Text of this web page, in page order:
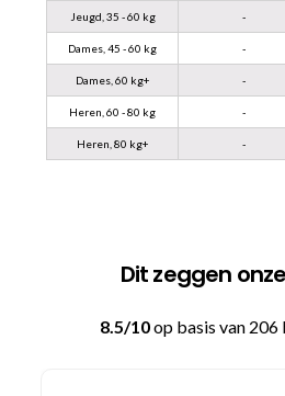
Jeugd, 35 - 60 kg -
Dames, 45 - 60 kg -
Dames, 60 kg+ -
Heren, 60 - 80 kg -
Heren, 80 kg+ -
Dit zeggen
8.5/10op basis van